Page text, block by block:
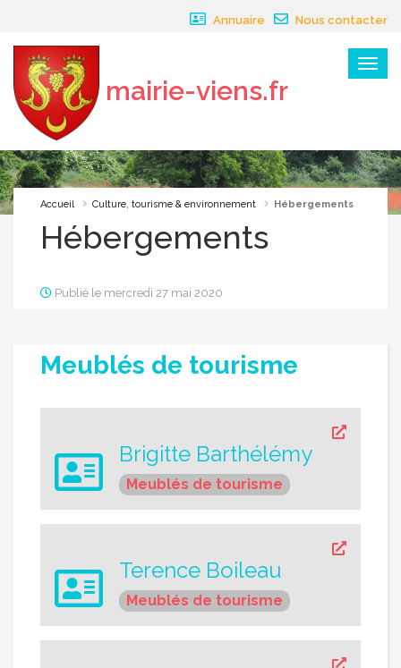
Annuaire Nous contacter
Menu
mairie-viens.fr
×
Accueil Culture, tourisme & environnement Hébergements
Hébergements
Publié le mercredi 27 mai 2020
Meublés de tourisme
Brigitte Barthélémy
Meublés de tourisme
Terence Boileau
Meublés de tourisme
Panneau de gestion des cookies